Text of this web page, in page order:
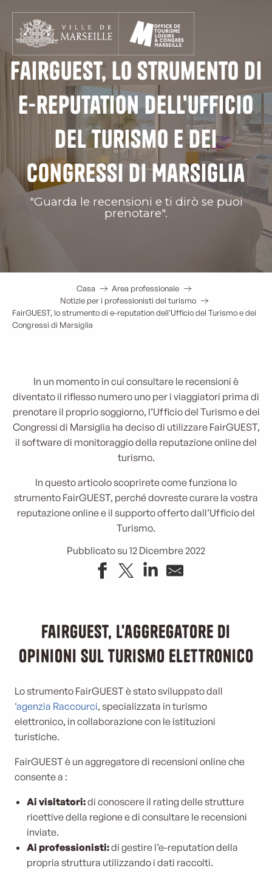
contenu
principal
FairGUEST, lo strumento di
e-reputation dell'Ufficio
del Turismo e dei
Congressi di Marsiglia
"Guarda le recensioni e ti dirò se puoi
prenotare".
Casa
Area professionale
Notizie per i professionisti del turismo
FairGUEST, lo strumento di e-reputation dell’Ufficio del Turismo e dei
Congressi di Marsiglia
In un momento in cui consultare le recensioni è
diventato il riflesso numero uno per i viaggiatori prima di
prenotare il proprio soggiorno, l’Ufficio del Turismo e dei
Congressi di Marsiglia ha deciso di utilizzare FairGUEST,
il software di monitoraggio della reputazione online del
turismo.
In questo articolo scoprirete come funziona lo
strumento FairGUEST, perché dovreste curare la vostra
reputazione online e il supporto offerto dall’Ufficio del
Turismo.
Pubblicato su 12 Dicembre 2022
FairGUEST, l'aggregatore di
opinioni sul turismo elettronico
Lo strumento FairGUEST è stato sviluppato dall
‘agenzia Raccourci, specializzata in turismo
elettronico, in collaborazione con le istituzioni
turistiche.
FairGUEST è un aggregatore di recensioni online che
consente a :
Ai visitatori:di conoscere il rating delle strutture
ricettive della regione e di consultare le recensioni
inviate.
Ai professionisti:di gestire l’e-reputation della
propria struttura utilizzando i dati raccolti.